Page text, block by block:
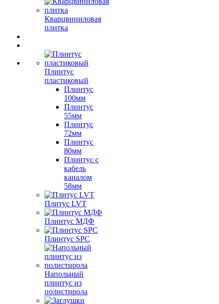
Кварцвиниловая
плитка
Плинтус
пластиковый
Плинтус
100мм
Плинтус
55мм
Плинтус
72мм
Плинтус
80мм
Плинтус с
кабель
каналом
58мм
Плитус LVT
Плинтус МДФ
Плинтус SPC
Напольный
плинтус из
полистирола